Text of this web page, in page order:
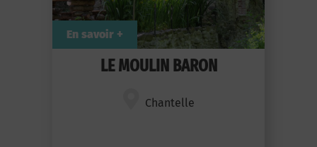
LE MOULIN BARON
Chantelle
En savoir +